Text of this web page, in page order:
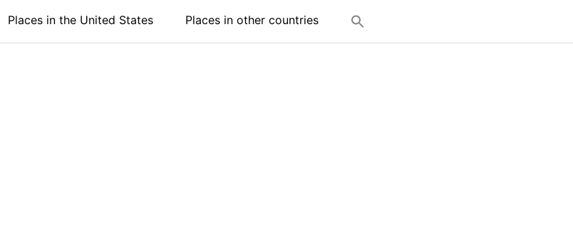
Places in the United States Places in other countries